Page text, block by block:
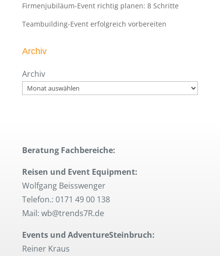
Firmenjubiläum-Event richtig planen: 8 Schritte
Teambuilding-Event erfolgreich vorbereiten
Archiv
Archiv
Beratung Fachbereiche:
Reisen und Event Equipment:
Wolfgang Beisswenger
Telefon.: 0171 49 00 138
Mail: wb@trends7R.de
Events und AdventureSteinbruch:
Reiner Kraus